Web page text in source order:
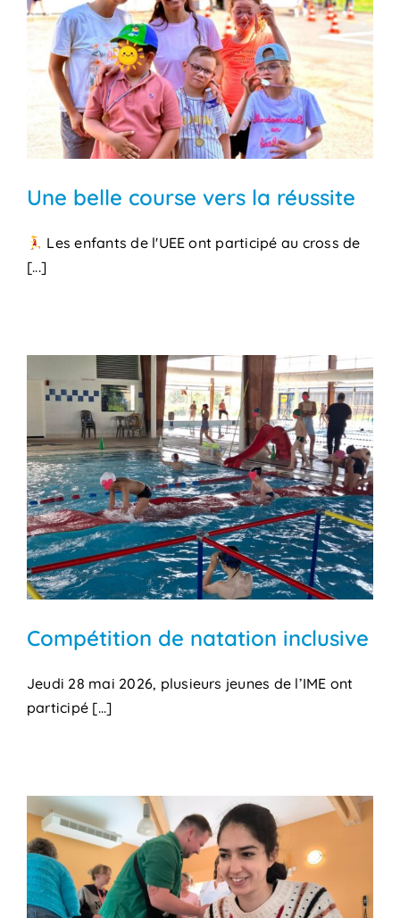
Une belle course vers la réussite
Les enfants de l'UEE ont participé au cross de
[...]
Compétition de natation inclusive
Jeudi 28 mai 2026, plusieurs jeunes de l’IME ont
participé [...]